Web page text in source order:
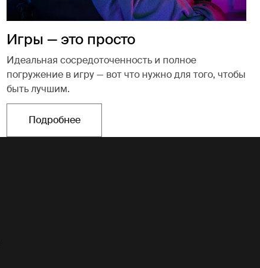
Игры — это просто
Идеальная сосредоточенность и полное
погружение в игру — вот что нужно для того, чтобы
быть лучшим.
ПодробнееОткрывается в новой вкладке